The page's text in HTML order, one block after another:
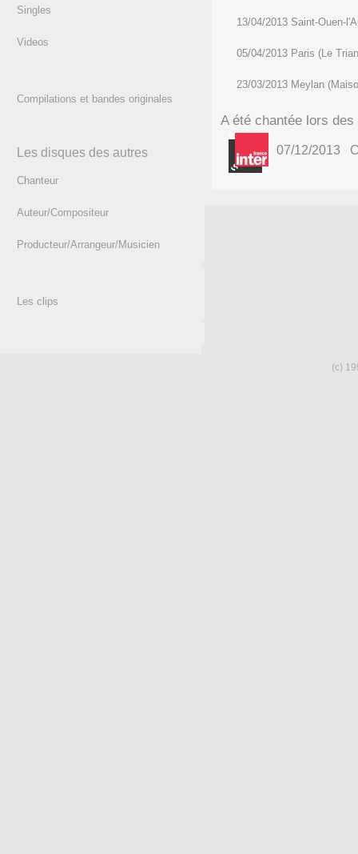
Singles
Videos
Compilations et bandes originales
Les disques des autres
Chanteur
Auteur/Compositeur
Producteur/Arrangeur/Musicien
Les clips
13/04/2013 Saint-Ouen-
05/04/2013 Paris (Le
23/03/2013 Meylan
A été chantée lors
07/12/2013
(c)